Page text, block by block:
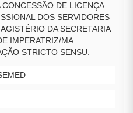
DE LICENÇA
DOS SERVIDORES
DA SECRETARIA
IMPERATRIZ/MA
STRICTO SENSU.